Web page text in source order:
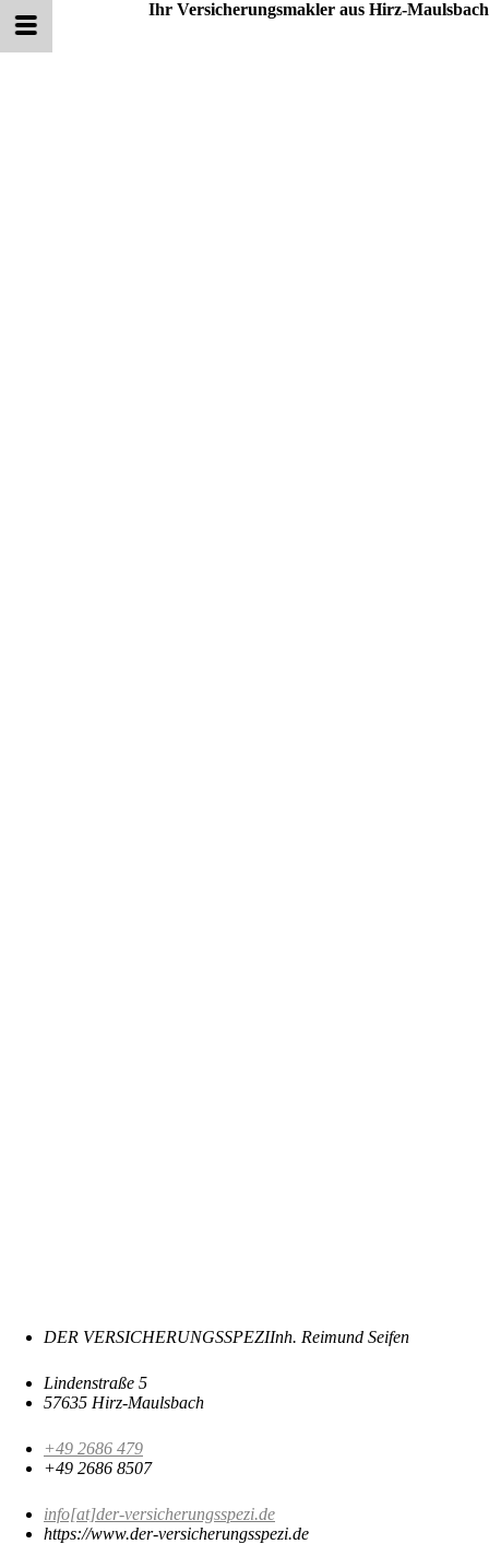
DER VERSICHERUNGSSPEZIInh. Reimund Seifen
Lindenstraße 5
57635 Hirz-Maulsbach
+49 2686 479
+49 2686 8507
info[at]der-versicherungsspezi.de
https://www.der-versicherungsspezi.de
Ihr Versicherungsmakler aus Hirz-Maulsbach